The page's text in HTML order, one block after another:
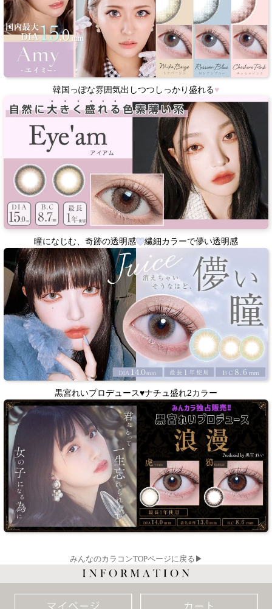
韓国っぽな雰囲気出しつつしっかり盛れる♥
瞳になじむ、奇跡の透明感 繊細カラーで儚い透明感
黒宮れいプロデュース♥ナチュ盛れ2カラー
みんなのカラコンTOPページに戻る▶